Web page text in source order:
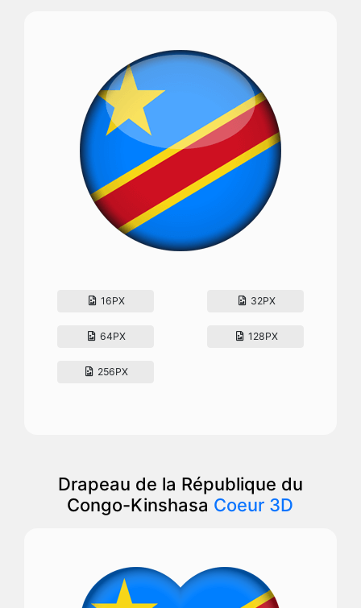
16PX 32PX
64PX 128PX
256PX
Drapeau de la République du
Congo-Kinshasa Coeur 3D